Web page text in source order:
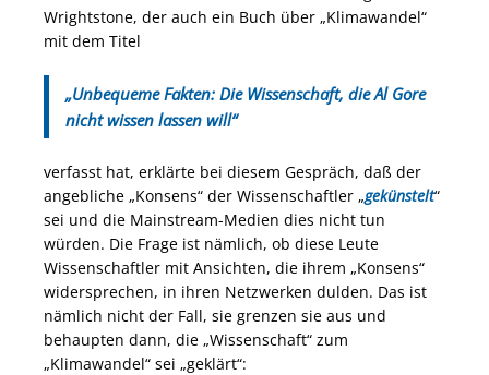
Wrightstone, der auch ein Buch über „Klimawandel“
mit dem Titel
„Unbequeme Fakten: Die Wissenschaft, die Al Gore
nicht wissen lassen will“
verfasst hat, erklärte bei diesem Gespräch, daß der
angebliche „Konsens“ der Wissenschaftler „gekünstelt“
sei und die Mainstream-Medien dies nicht tun
würden. Die Frage ist nämlich, ob diese Leute
Wissenschaftler mit Ansichten, die ihrem „Konsens“
widersprechen, in ihren Netzwerken dulden. Das ist
nämlich nicht der Fall, sie grenzen sie aus und
behaupten dann, die „Wissenschaft“ zum
„Klimawandel“ sei „geklärt“: